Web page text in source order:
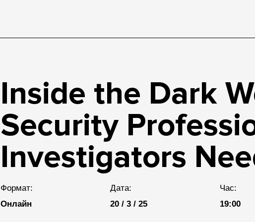
Inside the Dark
Security
Investigators
Формат:
Онлайн
Дата:
20 / 3 / 25
Час:
19:00